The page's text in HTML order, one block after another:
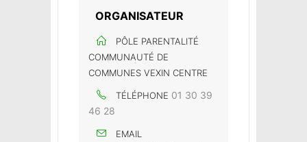
ORGANISATEUR
PÔLE PARENTALITÉ
COMMUNAUTÉ DE
COMMUNES VEXIN CENTRE
TÉLÉPHONE 01 30 39
46 28
EMAIL